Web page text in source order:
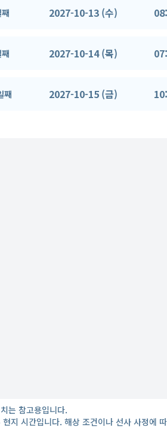
2027-10-13 (수)
2027-10-14 (목)
째 2027-10-15 (금)
는 참고용입니다.
현지 시간입니다. 해상 조건이나 선사 사정에